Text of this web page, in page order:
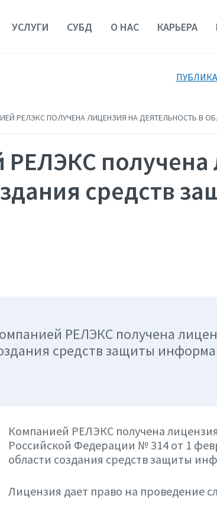
УСЛУГИ СУБД О НАС КАРЬЕРА
РЕЛЭКС ПОЛУЧЕНА ЛИЦЕНЗИЯ НА ДЕЯТЕЛЬНОСТЬ В
получена
средств
РЕЛЭКС получена
средств защиты
Компанией РЕЛЭКС получена
Российской Федерации № 314 от 1
области создания средств защиты
Лицензия дает право на проведение